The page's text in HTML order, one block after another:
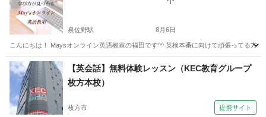
泉佐野駅 8月6日
こんにちは！ Maysオンライン英語教室の福田です^^ 英検本番に向けて頑張ってる方
大阪 泉佐野市 泉佐野駅 英語/基礎英語 シニア
【英会話】無料体験レッスン（KEC教育グループ
枚方本校）
枚方市 提携サイト